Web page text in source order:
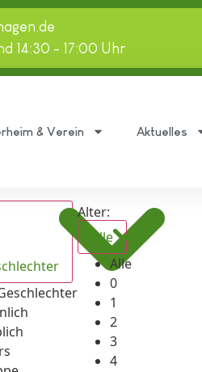
14:30 - 17:00 Uhr
& Verein Aktuelles
Alter:
Alle
Alle
0
1
2
3
4